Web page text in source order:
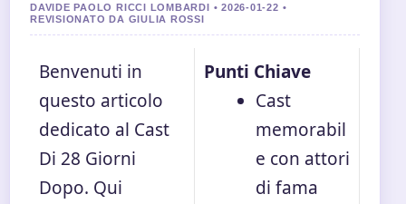
DAVIDE PAOLO RICCI LOMBARDI • 2026-01-22 •
REVISIONATO DA GIULIA ROSSI
Benvenuti in
questo articolo
dedicato al Cast
Di 28 Giorni
Dopo. Qui
Punti Chiave
Cast
memorabil
e con attori
di fama